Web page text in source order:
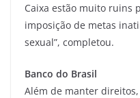
Caixa estão muito ruins
imposição de metas
sexual”, completou.
Banco do Brasil
Além de manter